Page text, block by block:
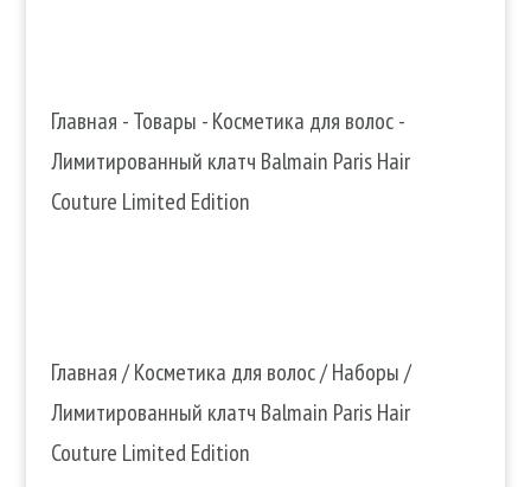
Главная -Товары -Косметика для волос-
Лимитированный клатч Balmain Paris Hair
Couture Limited Edition
Главная/Косметика для волос/Наборы/
Лимитированный клатч Balmain Paris Hair
Couture Limited Edition